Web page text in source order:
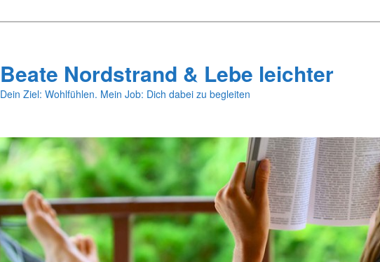
Beate Nordstrand & Lebe leichter
Dein Ziel: Wohlfühlen. Mein Job: Dich dabei zu begleiten